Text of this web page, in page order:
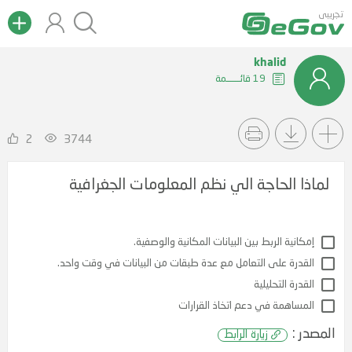
تجريبى
khalid
2 3744
لماذا الحاجة الي نظم المعلومات الجغرافية
الربط بين البيانات المكانية والوصفية.
على التعامل مع عدة طبقات من البيانات في وقت واحد.
التحليلية